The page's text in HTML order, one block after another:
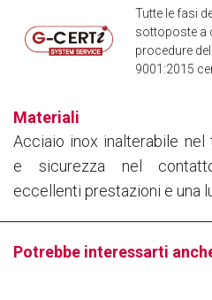
Tutte le fasi
sottoposte a
procedure
9001:2015
Materiali
Acciaio inox inalterabile nel
e sicurezza nel
eccellenti prestazioni e una
Potrebbe interessarti